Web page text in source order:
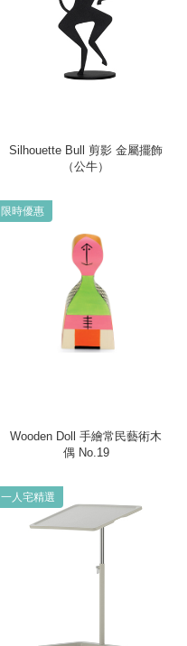
Silhouette Bull 剪影 金屬擺飾
（公牛）
限時優惠
Wooden Doll 手繪常民藝術木
偶 No.19
一人宅精選